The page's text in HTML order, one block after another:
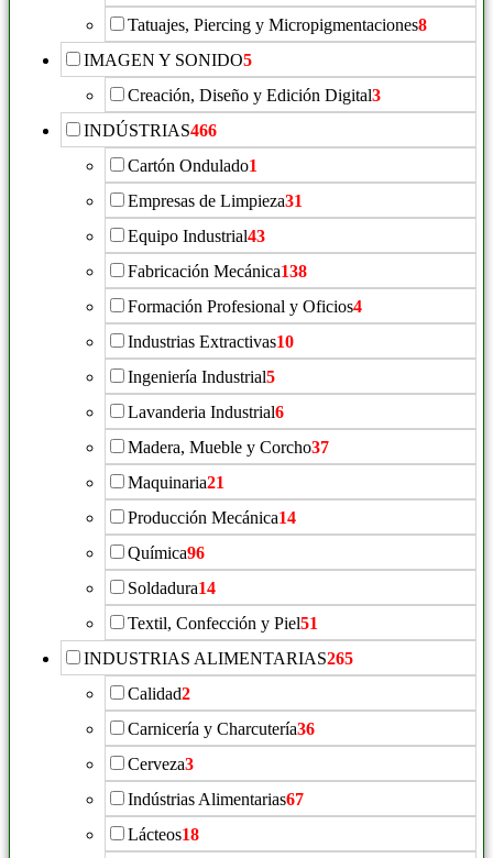
Tatuajes, Piercing y Micropigmentaciones8
IMAGEN Y SONIDO5
Creación, Diseño y Edición Digital3
INDÚSTRIAS466
Cartón Ondulado1
Empresas de Limpieza31
Equipo Industrial43
Fabricación Mecánica138
Formación Profesional y Oficios4
Industrias Extractivas10
Ingeniería Industrial5
Lavanderia Industrial6
Madera, Mueble y Corcho37
Maquinaria21
Producción Mecánica14
Química96
Soldadura14
Textil, Confección y Piel51
INDUSTRIAS ALIMENTARIAS265
Calidad2
Carnicería y Charcutería36
Cerveza3
Indústrias Alimentarias67
Lácteos18